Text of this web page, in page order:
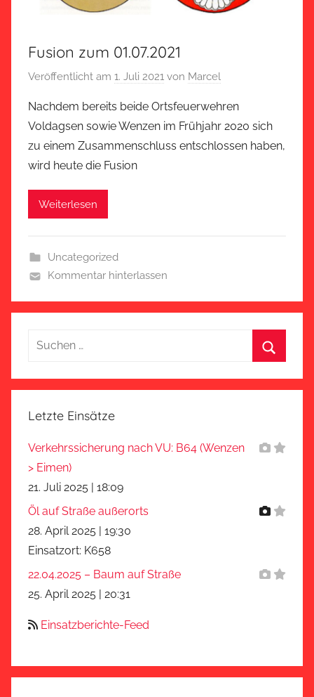
Fusion zum 01.07.2021
Veröffentlicht am 1. Juli 2021 von Marcel
Nachdem bereits beide Ortsfeuerwehren
Voldagsen sowie Wenzen im Frühjahr 2020 sich
zu einem Zusammenschluss entschlossen haben,
wird heute die Fusion
Weiterlesen
Uncategorized
Kommentar hinterlassen
Suchen
Letzte Einsätze
Verkehrssicherung nach VU: B64 (Wenzen
> Eimen)
21. Juli 2025 | 18:09
Öl auf Straße außerorts
28. April 2025 | 19:30
Einsatzort: K658
22.04.2025 – Baum auf Straße
25. April 2025
20:31
Einsatzberichte-Feed